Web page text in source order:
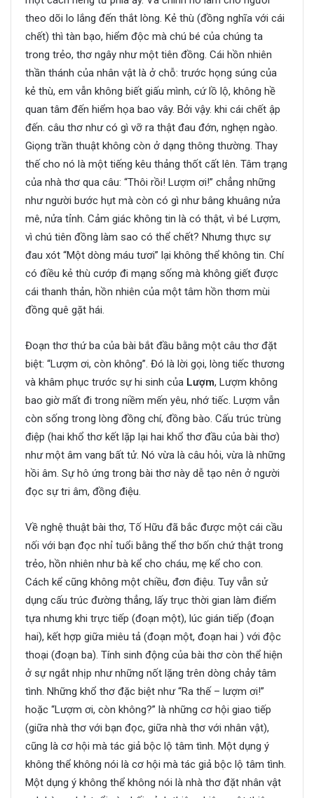
theo dõi lo lắng đến thắt lòng. Kẻ thù (đồng nghĩa với cái
chết) thì tàn bạo, hiểm độc mà chú bé của chúng ta
trong trẻo, thơ ngây như một tiên đồng. Cái hồn nhiên
thần thánh của nhân vật là ở chỗ: trước họng súng của
kẻ thù, em vẫn không biết giấu mình, cứ lồ lộ, không hề
quan tâm đến hiểm họa bao vây. Bởi vậy. khi cái chết ập
đến. câu thơ như có gì vỡ ra thật đau đớn, nghẹn ngào.
Giọng trần thuật không còn ở dạng thông thường. Thay
thế cho nó là một tiếng kêu thảng thốt cất lên. Tâm trạng
của nhà thơ qua câu: “Thôi rồi! Lượm ơi!” chẳng những
như người bước hụt mà còn có gì như bâng khuâng nửa
mê, nửa tỉnh. Cảm giác không tin là có thật, vì bé Lượm,
vì chú tiên đồng làm sao có thể chết? Nhưng thực sự
đau xót “Một dòng máu tươi” lại không thể không tin. Chí
có điều kẻ thù cướp đi mạng sống mà không giết được
cái thanh thản, hồn nhiên của một tâm hồn thơm mùi
đồng quê gặt hái.
Đoạn thơ thứ ba của bài bắt đầu bằng một câu thơ đặt
biệt: “Lượm ơi, còn không”. Đó là lời gọi, lòng tiếc thương
và khâm phục trước sự hi sinh của Lượm, Lượm không
bao giờ mất đi trong niềm mến yêu, nhớ tiếc. Lượm vẫn
còn sống trong lòng đồng chí, đồng bào. Cấu trúc trùng
điệp (hai khổ thơ kết lặp lại hai khổ thơ đầu của bài thơ)
như một âm vang bất tử. Nó vừa là câu hỏi, vừa là những
hồi âm. Sự hô ứng trong bài thơ này dễ tạo nên ở người
đọc sự tri âm, đồng điệu.
Về nghệ thuật bài thơ, Tố Hữu đã bắc được một cái cầu
nối với bạn đọc nhỉ tuổi bằng thể thơ bốn chứ thật trong
trẻo, hồn nhiên như bà kể cho cháu, mẹ kể cho con.
Cách kể cũng không một chiều, đơn điệu. Tuy vẫn sử
dụng cấu trúc đường thẳng, lấy trục thời gian làm điểm
tựa nhưng khi trực tiếp (đoạn một), lúc gián tiếp (đoạn
hai), kết hợp giữa miêu tả (đoạn một, đoạn hai ) với độc
thoại (đoạn ba). Tính sinh động của bài thơ còn thể hiện
ở sự ngắt nhịp như những nốt lặng trên dòng chảy tâm
tình. Những khổ thơ đặc biệt như “Ra thế – lượm ơi!”
hoặc “Lượm ơi, còn không?” là những cơ hội giao tiếp
(giữa nhà thơ với bạn đọc, giữa nhà thơ với nhân vật),
cũng là cơ hội mà tác giả bộc lộ tâm tình. Một dụng ý
không thể không nói là cơ hội mà tác giả bộc lộ tâm tình.
Một dụng ý không thể không nói là nhà thơ đặt nhân vật